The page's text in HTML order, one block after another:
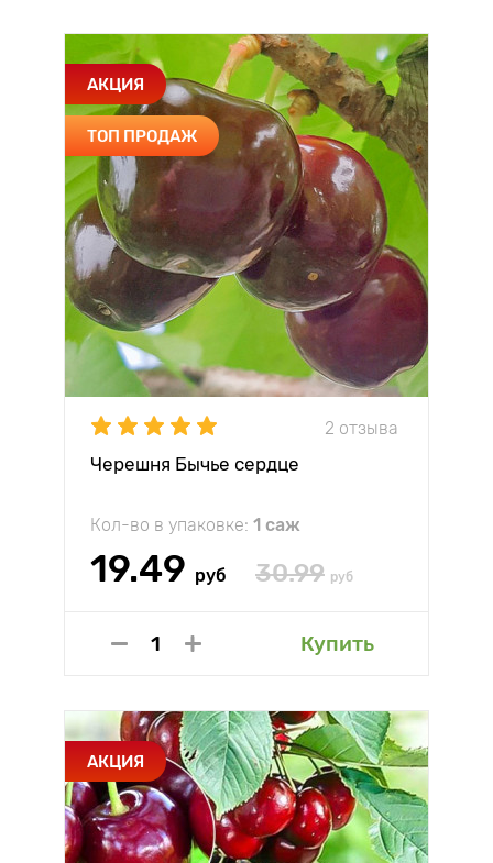
АКЦИЯ
ТОП ПРОДАЖ
2 отзыва
Черешня Бычье сердце
Кол-во в упаковке: 1 саж
19.49 руб 30.99 руб
Купить
АКЦИЯ